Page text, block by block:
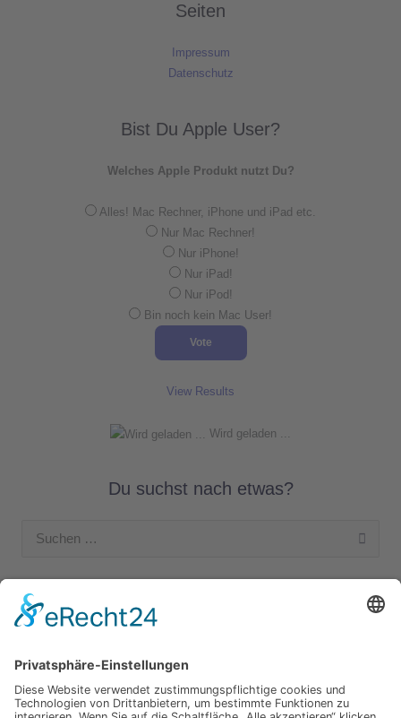
Seiten
Impressum
Datenschutz
Bist Du Apple User?
Welches Apple Produkt nutzt Du?
Alles! Mac Rechner, iPhone und iPad etc.
Nur Mac Rechner!
Nur iPhone!
Nur iPad!
Nur iPod!
Bin noch kein Mac User!
View Results
Wird geladen ...
Du suchst nach etwas?
Suchen
Unsere Kategorien
Apple Intern
Apple Software
Nützliches Apple Zubehör